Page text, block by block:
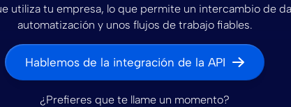
utiliza tu empresa, lo que permite un intercambio de
automatización y unos flujos de trabajo fiables.
Hablemos de la integración de la API
¿Prefieres que te llame un momento?